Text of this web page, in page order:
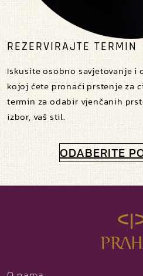
REZERVIRAJTE TERMIN
Iskusite osobno savjetovanje i
kojoj ćete pronaći prstenje za
termin za odabir vjenčanih
izbor, vaš stil.
ODABERITE